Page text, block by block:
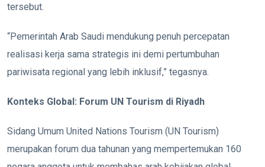
tersebut.
“Pemerintah Arab Saudi mendukung penuh percepatan
realisasi kerja sama strategis ini demi pertumbuhan
pariwisata regional yang lebih inklusif,” tegasnya.
Konteks Global: Forum UN Tourism di Riyadh
Sidang Umum United Nations Tourism (UN Tourism)
merupakan forum dua tahunan yang mempertemukan 160